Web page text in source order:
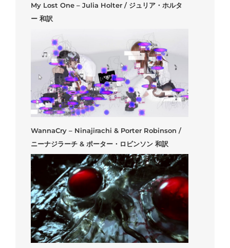
My Lost One – Julia Holter / ジュリア・ホルタ
ー 和訳
WannaCry – Ninajirachi & Porter Robinson /
ニーナジラーチ & ポーター・ロビンソン 和訳